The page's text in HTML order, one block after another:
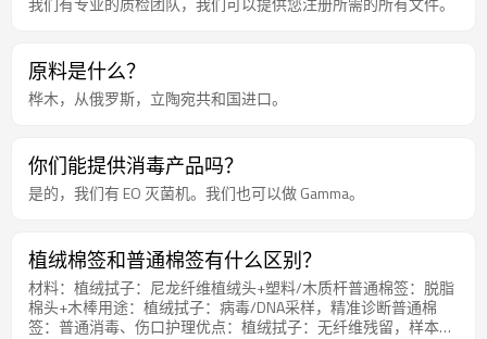
原料是什么？
桦木，从俄罗斯，立陶宛共和国进口。
你们能提供消毒产品吗？
是的，我们有 EO 灭菌机。我们也可以做 Gamma。
植绒棉签和普通棉签有什么区别？
材料：植绒拭子：尼龙纤维植绒头+塑料/木质杆普通棉签：脱脂
棉头+木棒用途：植绒拭子：病毒/DNA采样，精准诊断普通棉
签：普通消毒、伤口护理优点：植绒拭子：无纤维残留，样本回